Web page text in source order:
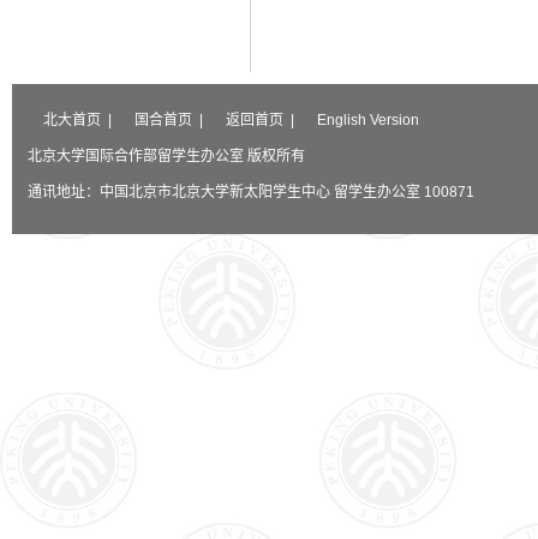
北大首页 国合首页 返回首页 English Version
北京大学国际合作部留学生办公室 版权所有
通讯地址：中国北京市北京大学新太阳学生中心 留学生办公室 100871